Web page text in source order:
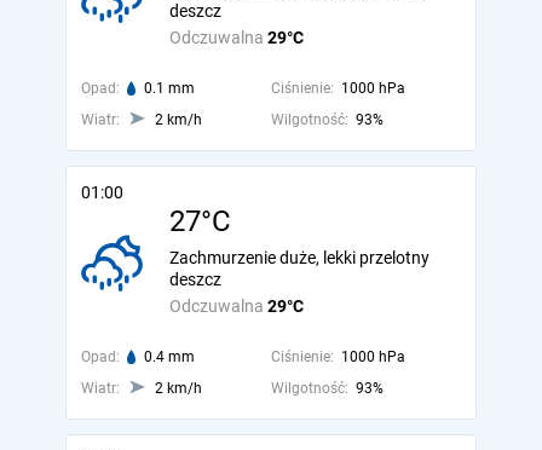
Odczuwalna 29°C
deszcz
Opad: 0.1 mm Ciśnienie: 1000 hPa
Wiatr:
2 km/h Wilgotność: 93%
01:00
27°C
Odczuwalna 29°C
Zachmurzenie duże, lekki przelotny
deszcz
Opad: 0.4 mm Ciśnienie: 1000 hPa
Wiatr:
2 km/h Wilgotność: 93%